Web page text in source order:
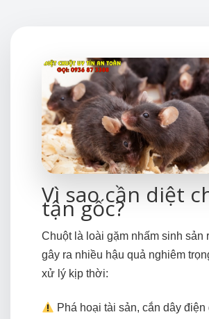
Vì sao cần diệt
tận gốc?
Chuột là loài gặm nhấm sinh sản
gây ra nhiều hậu quả nghiêm
xử lý kịp thời:
Phá hoại tài sản, cắn dây điện